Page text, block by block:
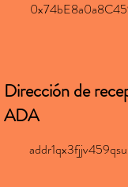
Dirección de
ADA